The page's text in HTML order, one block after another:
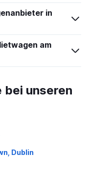
in
am
unseren
Dublin